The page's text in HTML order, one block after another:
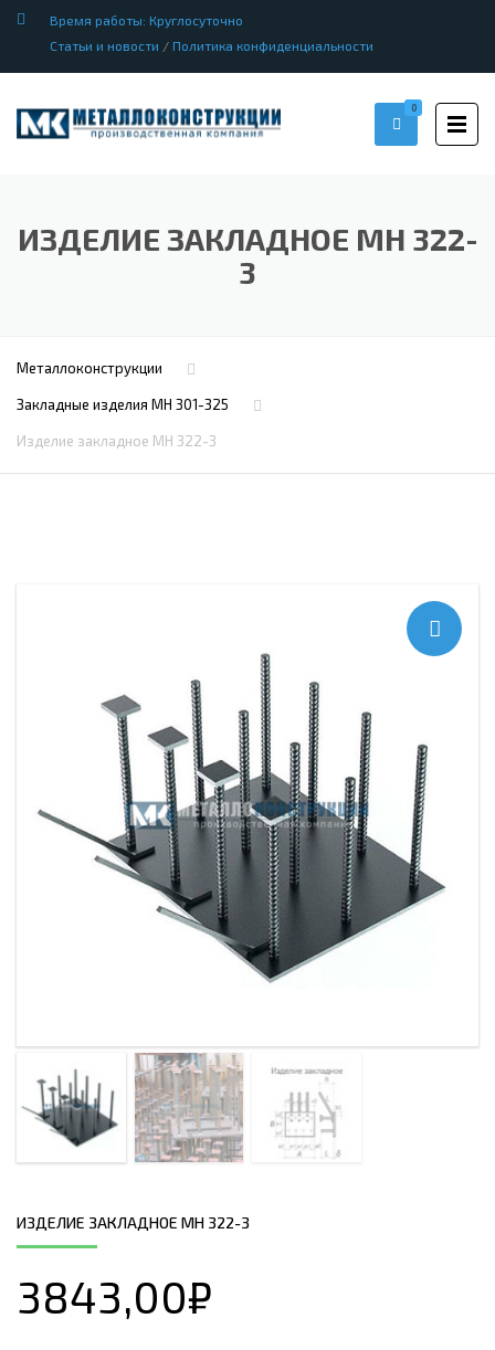
Время работы: Круглосуточно
Статьи и новости / Политика конфиденциальности
0
ИЗДЕЛИЕ ЗАКЛАДНОЕ МН 322-
3
Металлоконструкции
Закладные изделия МН 301-325
Изделие закладное МН 322-3
ИЗДЕЛИЕ ЗАКЛАДНОЕ МН 322-3
3843,00₽